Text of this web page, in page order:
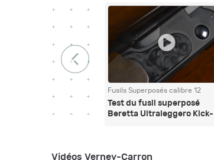
Fusils Superposés calibre 12
Test du fusil superposé
Beretta Ultraleggero Kick-
Vidéos Verney-Carron